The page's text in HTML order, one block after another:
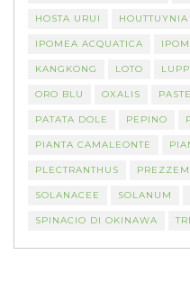
HOSTA URUI
IPOMEA ACQUATICA
KANGKONG LOTO
ORO BLU OXALIS
PATATA DOLE PEPINO
PIANTA CAMALEONTE
PLECTRANTHUS
SOLANACEE SOLANUM
SPINACIO DI OKINAWA